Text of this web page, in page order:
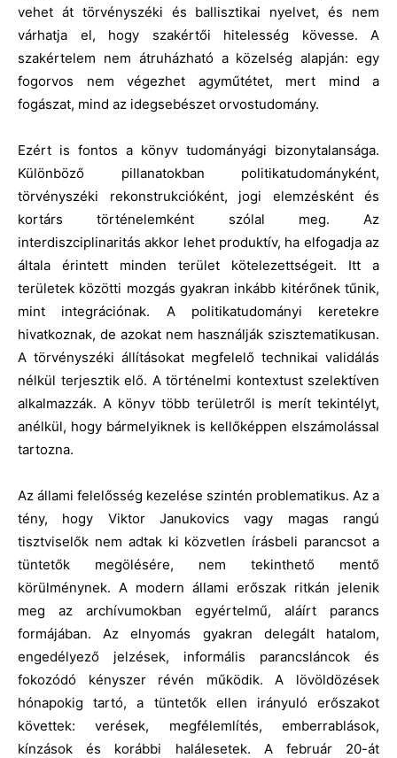
vehet át törvényszéki és ballisztikai nyelvet, és nem
várhatja el, hogy szakértői hitelesség kövesse. A
szakértelem nem átruházható a közelség alapján: egy
fogorvos nem végezhet agyműtétet, mert mind a
fogászat, mind az idegsebészet orvostudomány.
Ezért is fontos a könyv tudományági bizonytalansága.
Különböző pillanatokban politikatudományként,
törvényszéki rekonstrukcióként, jogi elemzésként és
kortárs történelemként szólal meg. Az
interdiszciplinaritás akkor lehet produktív, ha elfogadja az
általa érintett minden terület kötelezettségeit. Itt a
területek közötti mozgás gyakran inkább kitérőnek tűnik,
mint integrációnak. A politikatudományi keretekre
hivatkoznak, de azokat nem használják szisztematikusan.
A törvényszéki állításokat megfelelő technikai validálás
nélkül terjesztik elő. A történelmi kontextust szelektíven
alkalmazzák. A könyv több területről is merít tekintélyt,
anélkül, hogy bármelyiknek is kellőképpen elszámolással
tartozna.
Az állami felelősség kezelése szintén problematikus. Az a
tény, hogy Viktor Janukovics vagy magas rangú
tisztviselők nem adtak ki közvetlen írásbeli parancsot a
tüntetők megölésére, nem tekinthető mentő
körülménynek. A modern állami erőszak ritkán jelenik
meg az archívumokban egyértelmű, aláírt parancs
formájában. Az elnyomás gyakran delegált hatalom,
engedélyező jelzések, informális parancsláncok és
fokozódó kényszer révén működik. A lövöldözések
hónapokig tartó, a tüntetők ellen irányuló erőszakot
követtek: verések, megfélemlítés, emberrablások,
kínzások és korábbi halálesetek. A február 20-át